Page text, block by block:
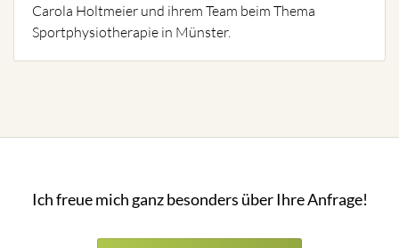
Carola Holtmeier und ihrem Team beim Thema
Sportphysiotherapie in Münster.
Ich freue mich ganz besonders über Ihre Anfrage!